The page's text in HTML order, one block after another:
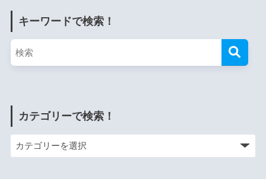
キーワードで検索！
カテゴリーで検索！